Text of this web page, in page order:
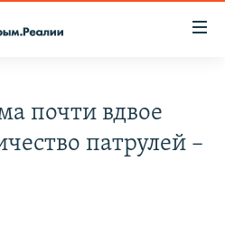
почти вдвое
патрулей –